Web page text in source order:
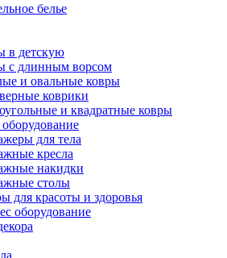
белье
в детскую
с длинным ворсом
и овальные ковры
коврики
и квадратные ковры
для тела
кресла
накидки
столы
для красоты и здоровья
оборудование